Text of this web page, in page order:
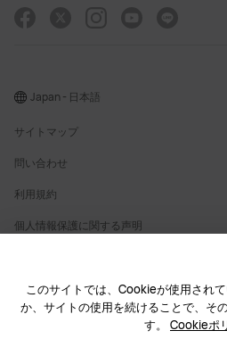
このサイトでは、Cookieが使用され
か、サイトの使用を続けることで、そ
す。 Cookieポ
サイトマップ
問い合わせ
利用規約
個人情報保護に関する声明
クッキー
Japan - 日本語